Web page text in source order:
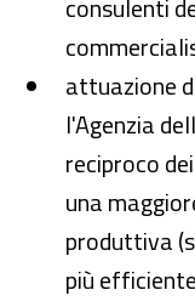
consulenti
attuazione
l'Agenzia
reciproco
una
produttiva
più